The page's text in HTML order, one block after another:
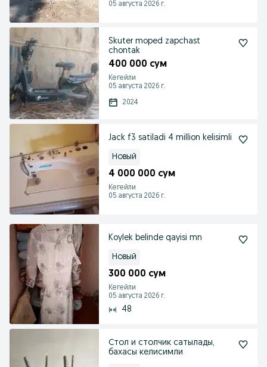
05 августа 2026 г.
Skuter moped zapchast
chontak
400 000 сум
Кегейли
05 августа 2026 г.
2024
Jack f3 satiladi 4 million kelisimli
Новый
4 000 000 сум
Кегейли
05 августа 2026 г.
Koylek belinde qayisi mn
Новый
300 000 сум
Кегейли
05 августа 2026 г.
48
Стол и столчик сатылады,
бахасы келисимли